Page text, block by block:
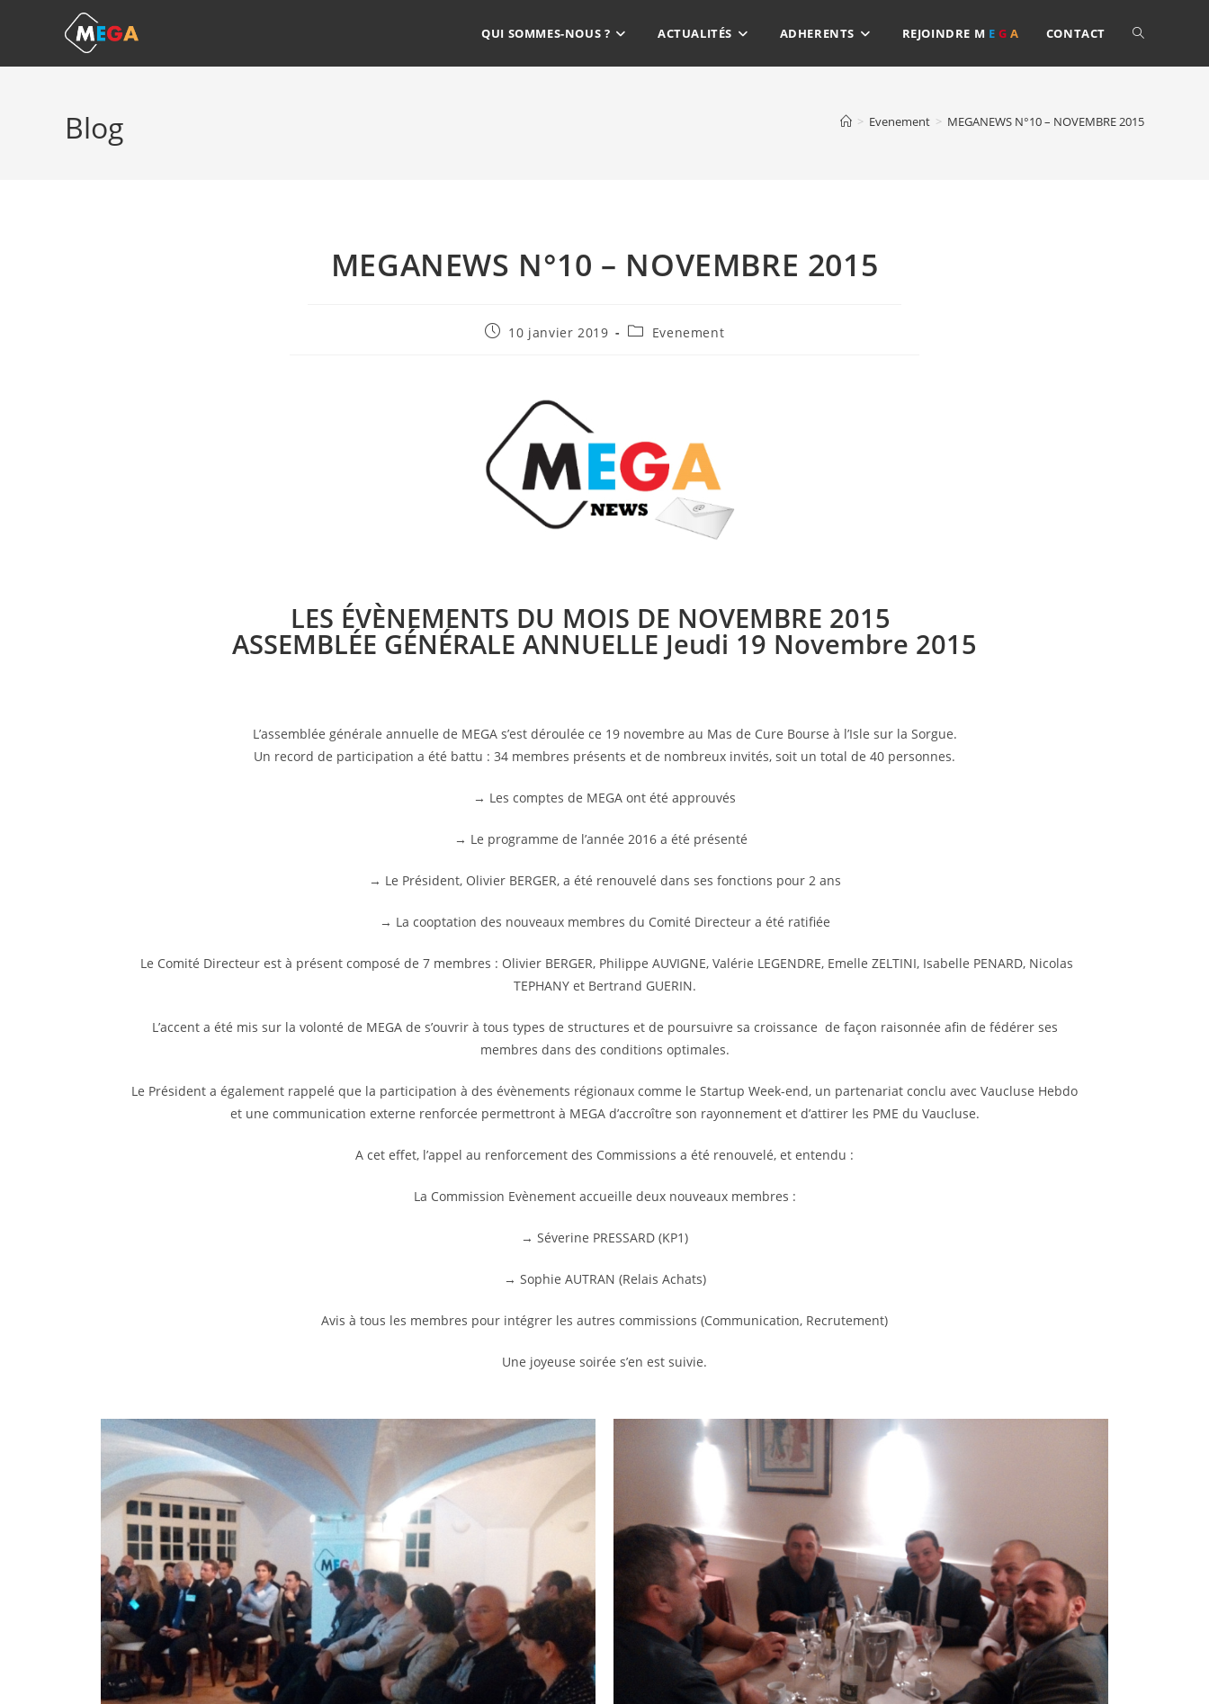
QUI SOMMES-NOUS ? ACTUALITÉS ADHERENTS REJOINDRE M E G A CONTACT
Blog > Evenement > MEGANEWS N°10 – NOVEMBRE 2015
MEGANEWS N°10 – NOVEMBRE 2015
10 janvier 2019 Evenement
LES ÉVÈNEMENTS DU MOIS DE NOVEMBRE 2015
ASSEMBLÉE GÉNÉRALE ANNUELLE Jeudi 19 Novembre 2015
L’assemblée générale annuelle de MEGA s’est déroulée ce 19 novembre au Mas de Cure Bourse à l’Isle sur la Sorgue.
Un record de participation a été battu : 34 membres présents et de nombreux invités, soit un total de 40 personnes.
→ Les comptes de MEGA ont été approuvés
→ Le programme de l’année 2016 a été présenté
→ Le Président, Olivier BERGER, a été renouvelé dans ses fonctions pour 2 ans
→ La cooptation des nouveaux membres du Comité Directeur a été ratifiée
Le Comité Directeur est à présent composé de 7 membres : Olivier BERGER, Philippe AUVIGNE, Valérie LEGENDRE, Emelle ZELTINI, Isabelle PENARD, Nicolas
TEPHANY et Bertrand GUERIN.
L’accent a été mis sur la volonté de MEGA de s’ouvrir à tous types de structures et de poursuivre sa croissance de façon raisonnée afin de fédérer ses
membres dans des conditions optimales.
Le Président a également rappelé que la participation à des évènements régionaux comme le Startup Week-end, un partenariat conclu avec Vaucluse Hebdo
et une communication externe renforcée permettront à MEGA d’accroître son rayonnement et d’attirer les PME du Vaucluse.
A cet effet, l’appel au renforcement des Commissions a été renouvelé, et entendu :
La Commission Evènement accueille deux nouveaux membres :
→ Séverine PRESSARD (KP1)
→ Sophie AUTRAN (Relais Achats)
Avis à tous les membres pour intégrer les autres commissions (Communication, Recrutement)
Une joyeuse soirée s’en est suivie.